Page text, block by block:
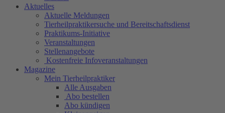
Aktuelles
Aktuelle Meldungen
Tierheilpraktikersuche und Bereitschaftsdienst
Praktikums-Initiative
Veranstaltungen
Stellenangebote
Kostenfreie Infoveranstaltungen
Magazine
Mein Tierheilpraktiker
Alle Ausgaben
Abo bestellen
Abo kündigen